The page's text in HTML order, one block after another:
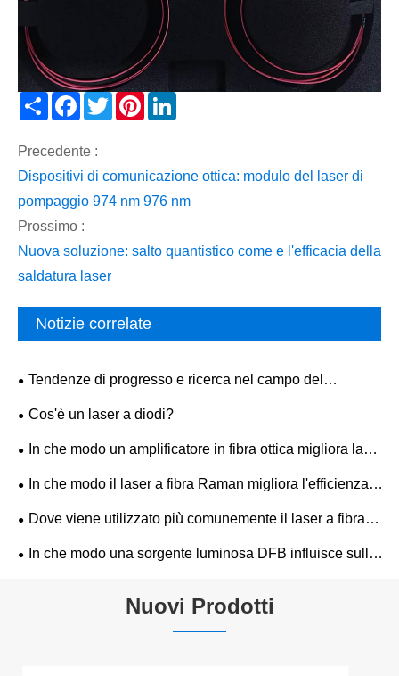
Share Facebook
TwitterPinterest
Precedente :
Dispositivi di comunicazione ottica: modulo del laser di
pompaggio 974 nm 976 nm
Prossimo :
Nuova soluzione: salto quantistico come e l'efficacia della
saldatura laser
Notizie correlate
Tendenze di progresso e ricerca nel campo del
pompaggio laser
Cos'è un laser a diodi?
In che modo un amplificatore in fibra ottica migliora la
qualità della trasmissione del segnale?
In che modo il laser a fibra Raman migliora l'efficienza
della trasmissione dei dati?
Dove viene utilizzato più comunemente il laser a fibra
Raman nelle reti ottiche?
In che modo una sorgente luminosa DFB influisce sulla
Nuovi Prodotti